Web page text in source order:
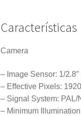
Características
Camera
– Image Sensor: 1/
– Effective Pixels:
– Signal System: PAL/
– Minimum